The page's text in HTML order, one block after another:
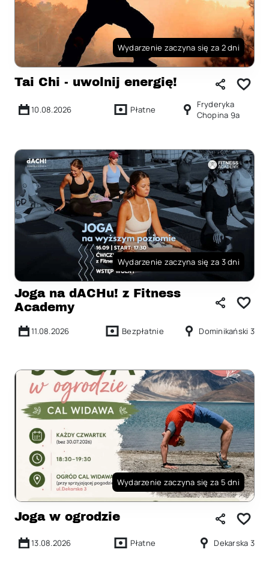
Wydarzenie zaczyna się za 2 dni
Tai Chi - uwolnij energię!
10.08.2026 Płatne
Fryderyka
Chopina 9a
Wydarzenie zaczyna się za 3 dni
Joga na dACHu! z Fitness
Academy
11.08.2026 Bezpłatnie Dominikański 3
Wydarzenie zaczyna się za 5 dni
Joga w ogrodzie
13.08.2026 Płatne Dekarska 3